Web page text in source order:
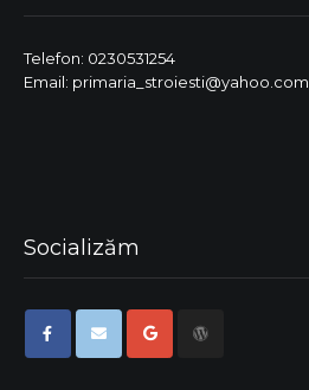
Telefon: 0230531254
Email: primaria_stroiesti@yahoo.com
Socializăm